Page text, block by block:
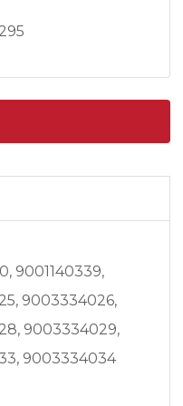
9001140339,
9003334026,
9003334029,
9003334034